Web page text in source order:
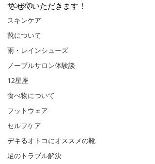
サンダル
スキンケア
靴について
雨・レインシューズ
ノーブルサロン体験談
12星座
食べ物について
フットウェア
セルフケア
デキるオトコにオススメの靴
足のトラブル解決
させていただきます！